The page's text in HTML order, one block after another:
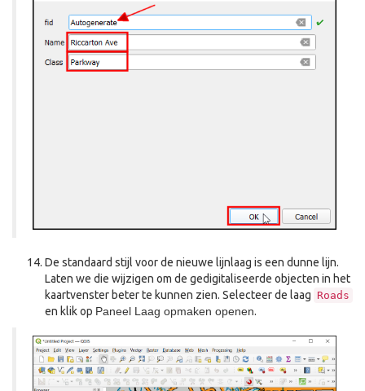
De standaard stijl voor de nieuwe lijnlaag is een dunne lijn.
Laten we die wijzigen om de gedigitaliseerde objecten in het
kaartvenster beter te kunnen zien. Selecteer de laag Roads
en klik op Paneel Laag opmaken openen.